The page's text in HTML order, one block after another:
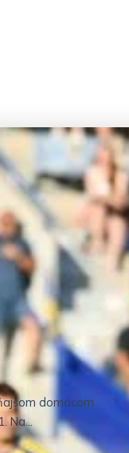
domácom
Na...